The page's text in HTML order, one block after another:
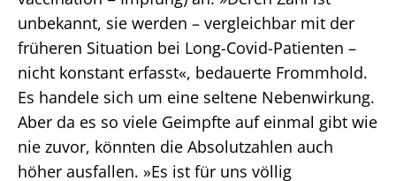
unbekannt, sie werden – vergleichbar mit der
früheren Situation bei Long-Covid-Patienten –
nicht konstant erfasst«, bedauerte Frommhold.
Es handele sich um eine seltene Nebenwirkung.
Aber da es so viele Geimpfte auf einmal gibt wie
nie zuvor, könnten die Absolutzahlen auch
höher ausfallen. »Es ist für uns völlig